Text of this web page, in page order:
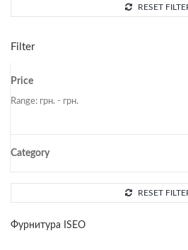
RESET
Filter
Price
Range: грн. - грн.
Category
RESET
Фурнитура ISEO